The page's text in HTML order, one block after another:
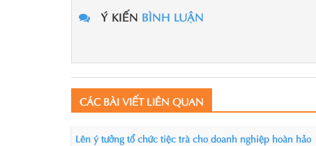
Ý KIẾN BÌNH LUẬN
CÁC BÀI VIẾT LIÊN QUAN
Lên ý tưởng tổ chức tiệc trà cho doanh nghiệp hoàn hảo